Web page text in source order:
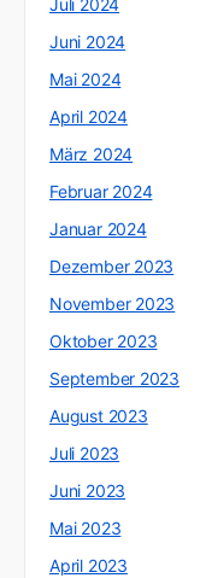
Juli 2024
Juni 2024
Mai 2024
April 2024
März 2024
Februar 2024
Januar 2024
Dezember 2023
November 2023
Oktober 2023
September 2023
August 2023
Juli 2023
Juni 2023
Mai 2023
April 2023